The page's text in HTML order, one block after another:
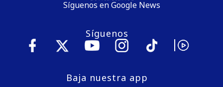
Síguenos en Google News
Síguenos
Baja nuestra app